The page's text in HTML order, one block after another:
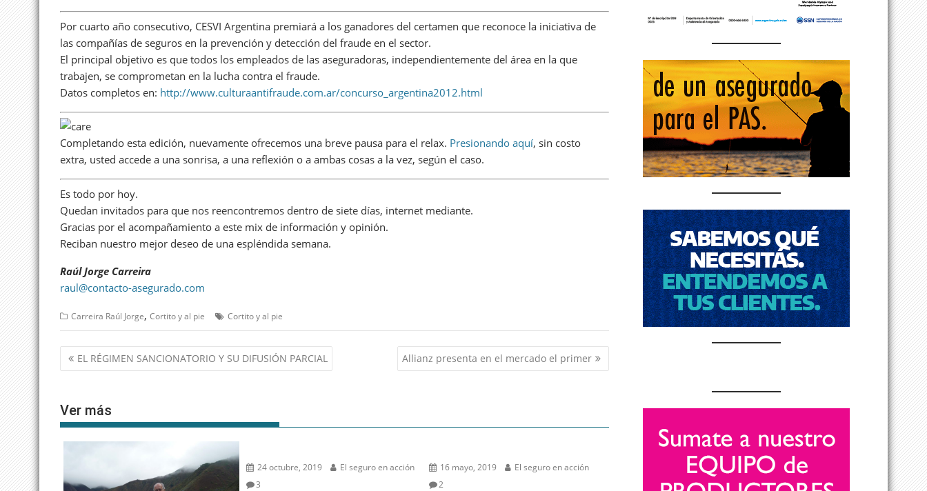
Por cuarto año consecutivo, CESVI Argentina premiará a los ganadores del certamen que reconoce la iniciativa de
las compañías de seguros en la prevención y detección del fraude en el sector.
El principal objetivo es que todos los empleados de las aseguradoras, independientemente del área en la que
trabajen, se comprometan en la lucha contra el fraude.
Datos completos en: http://www.culturaantifraude.com.ar/concurso_argentina2012.html
Completando esta edición, nuevamente ofrecemos una breve pausa para el relax. Presionando aquí, sin costo
extra, usted accede a una sonrisa, a una reflexión o a ambas cosas a la vez, según el caso.
Es todo por hoy.
Quedan invitados para que nos reencontremos dentro de siete días, internet mediante.
Gracias por el acompañamiento a este mix de información y opinión.
Reciban nuestro mejor deseo de una espléndida semana.
Raúl Jorge Carreira
raul@contacto-asegurado.com
Carreira Raúl Jorge, Cortito y al pie Cortito y al pie
Navegación
de
EL RÉGIMEN SANCIONATORIO Y SU DIFUSIÓN PARCIAL Allianz presenta en el mercado el primer
Ver más
24 octubre, 2019
El seguro en acción
3
16 mayo, 2019
El seguro en acción
2